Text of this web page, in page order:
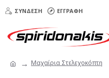
ΣΎΝΔΕΣΗ ΕΓΓΡΑΦΉ
Μαχαίρια Στελεχοκόπτη